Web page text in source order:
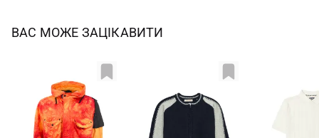
ВАС МОЖЕ ЗАЦІКАВИТИ